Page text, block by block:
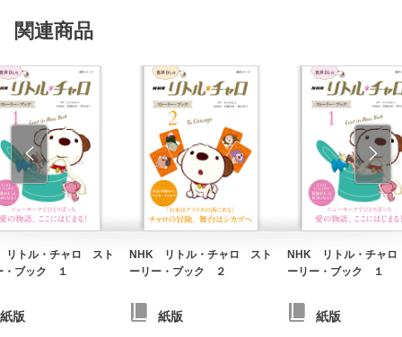
関連商品
トル・チャロ スト
・ブック １
紙版
NHK リトル・チャロ スト
ーリー・ブック ２
紙版
NHK リトル・チャ
ーリー・ブック １
紙版